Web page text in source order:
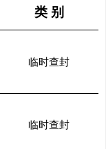
类 别
临时查封
临时查封